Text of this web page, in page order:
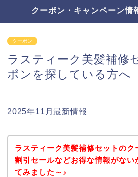
クーポン・キャンペーン情
クーポン
ラスティーク美髪補修
ポンを探している方へ
2025年11月最新情報
ラスティーク美髪補修セットのク
割引セールなどお得な情報がない
てみました～♪